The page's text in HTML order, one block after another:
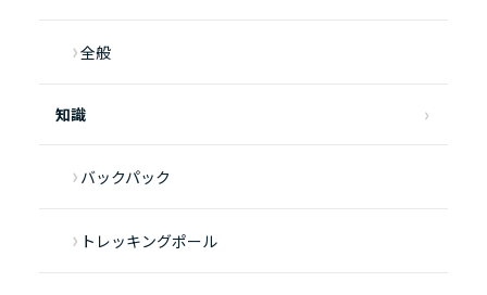
全般
知識
バックパック
トレッキングポール